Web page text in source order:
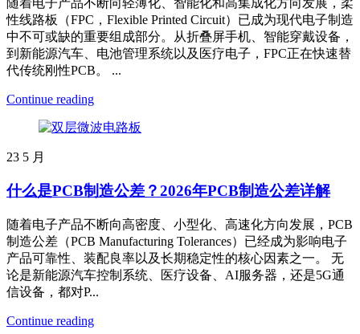
性线路板（FPC，Flexible Printed Circuit）已成为现代电子制造
中不可或缺的重要组成部分。从折叠屏手机、智能穿戴设备，
到新能源汽车、电池管理系统以及医疗电子，FPC正在快速替
代传统刚性PCB。 ...
Continue reading
23 5 月
什么是PCB制造公差？2026年PCB制造公差详解
随着电子产品不断向高密度、小型化、高速化方向发展，PCB
制造公差（PCB Manufacturing Tolerances）已经成为影响电子
产品可靠性、装配良率以及长期稳定性的核心因素之一。 无
论是新能源汽车控制系统、医疗设备、AI服务器，还是5G通
信设备，都对P...
Continue reading